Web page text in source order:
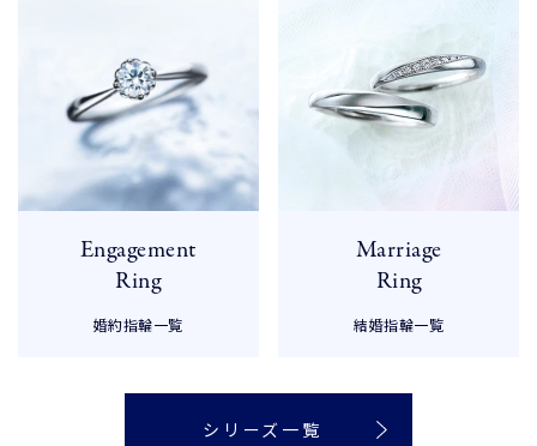
Engagement
Ring
婚約指輪一覧
Marriage
Ring
結婚指輪一覧
シリーズ一覧